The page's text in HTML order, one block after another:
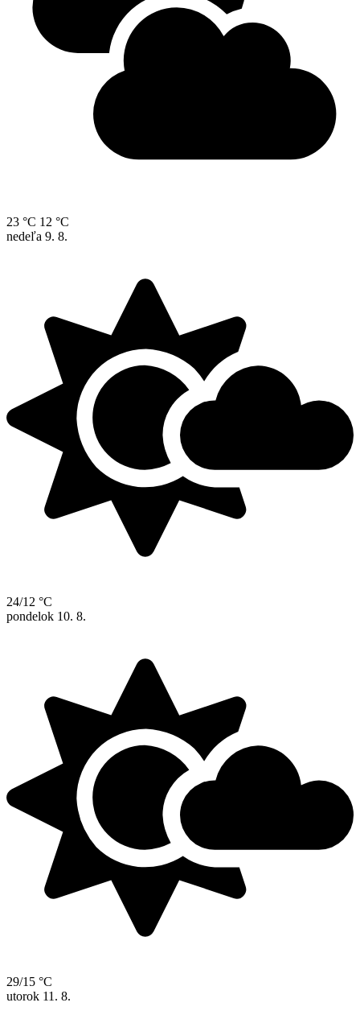
23 °C 12 °C
nedeľa 9. 8.
24/12 °C
pondelok 10. 8.
29/15 °C
utorok 11. 8.